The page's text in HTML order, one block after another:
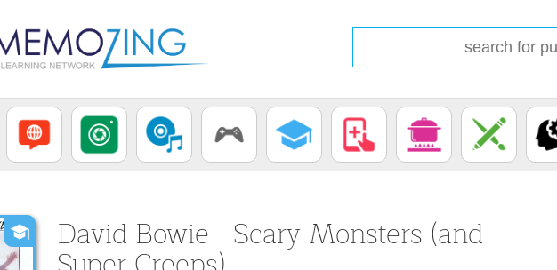
David Bowie - Scary Monsters (and